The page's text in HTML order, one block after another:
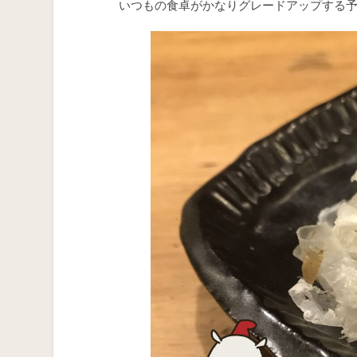
いつもの食卓がかなりグレードアップする